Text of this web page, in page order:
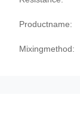
Productname:
Mixingmethod: